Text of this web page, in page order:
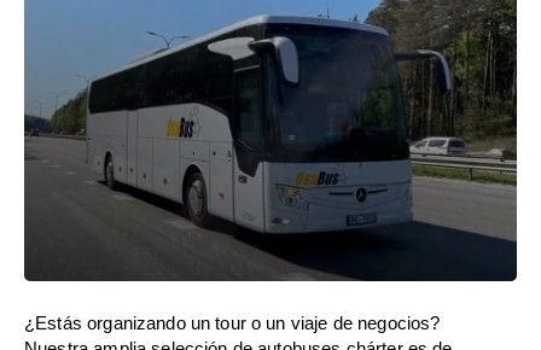
¿Estás organizando un tour o un viaje de negocios?